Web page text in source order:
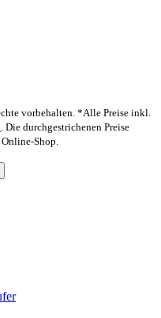
vorbehalten. *Alle Preise inkl.
. Die durchgestrichenen Preise
Shop.